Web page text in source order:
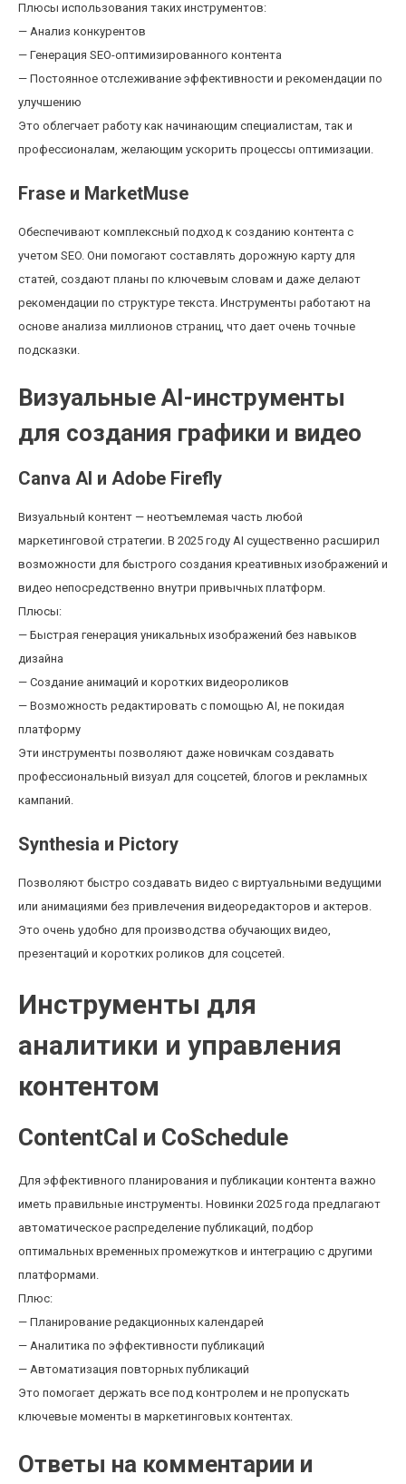
Плюсы использования таких инструментов:
— Анализ конкурентов
— Генерация SEO-оптимизированного контента
— Постоянное отслеживание эффективности и рекомендации по
улучшению
Это облегчает работу как начинающим специалистам, так и
профессионалам, желающим ускорить процессы оптимизации.
Frase и MarketMuse
Обеспечивают комплексный подход к созданию контента с
учетом SEO. Они помогают составлять дорожную карту для
статей, создают планы по ключевым словам и даже делают
рекомендации по структуре текста. Инструменты работают на
основе анализа миллионов страниц, что дает очень точные
подсказки.
Визуальные AI-инструменты
для создания графики и видео
Canva AI и Adobe Firefly
Визуальный контент — неотъемлемая часть любой
маркетинговой стратегии. В 2025 году AI существенно расширил
возможности для быстрого создания креативных изображений и
видео непосредственно внутри привычных платформ.
Плюсы:
— Быстрая генерация уникальных изображений без навыков
дизайна
— Создание анимаций и коротких видеороликов
— Возможность редактировать с помощью AI, не покидая
платформу
Эти инструменты позволяют даже новичкам создавать
профессиональный визуал для соцсетей, блогов и рекламных
кампаний.
Synthesia и Pictory
Позволяют быстро создавать видео с виртуальными ведущими
или анимациями без привлечения видеоредакторов и актеров.
Это очень удобно для производства обучающих видео,
презентаций и коротких роликов для соцсетей.
Инструменты для
аналитики и управления
контентом
ContentCal и CoSchedule
Для эффективного планирования и публикации контента важно
иметь правильные инструменты. Новинки 2025 года предлагают
автоматическое распределение публикаций, подбор
оптимальных временных промежутков и интеграцию с другими
платформами.
Плюс:
— Планирование редакционных календарей
— Аналитика по эффективности публикаций
— Автоматизация повторных публикаций
Это помогает держать все под контролем и не пропускать
ключевые моменты в маркетинговых контентах.
Ответы на комментарии и